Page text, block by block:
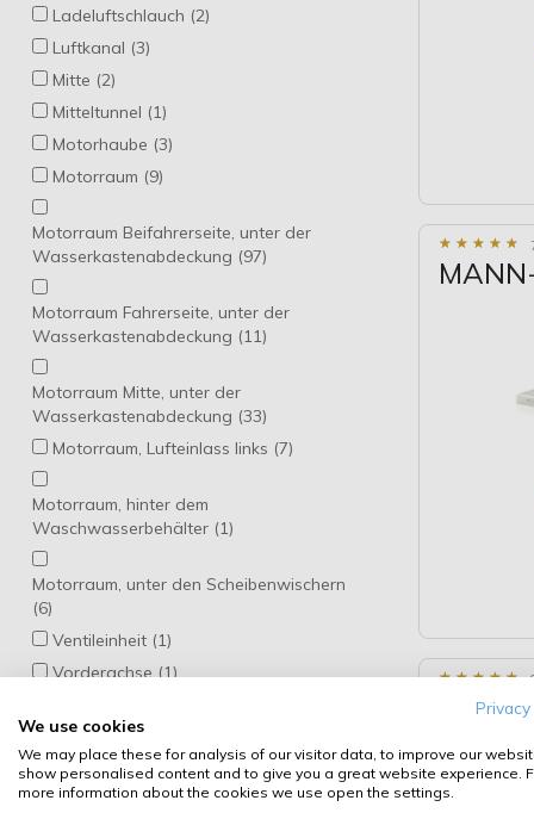
★ ★ ★ ★ ★
★ ★ ★ ★ ★
★ ★ ★ ★ ★
★ ★ ★ ★ ★
CASCO (139)
CEVAM (28)
CHAMPION (187)
CONTINENTAL/VDO (1)
CORTECO (456)
DELPHI (361)
DENSO (1073)
DRI (5)
DT Spare Parts (40)
ELRING (10)
ELSTOCK (88)
ESEN SKV (473)
EUROREPAR (2)
FAST (94)
FEBEST (3)
FILTRON (513)
FLEETGUARD (34)
FRAM (13)
Ladeluftschlauch (2)
Luftkanal (3)
Mitte (2)
Mitteltunnel (1)
Motorhaube (3)
Motorraum (9)
Motorraum Beifahrerseite, unter der
Wasserkastenabdeckung (97)
Motorraum Fahrerseite, unter der
Wasserkastenabdeckung (11)
Motorraum Mitte, unter der
Wasserkastenabdeckung (33)
Motorraum, Lufteinlass links (7)
Motorraum, hinter dem
Waschwasserbehälter (1)
Motorraum, unter den Scheibenwischern
(6)
Ventileinheit (1)
Vorderachse (1)
beifahrerseitig (1)
hinten (27)
hinten rechts (1)
We use cookies
We may place these for analysis of our visitor data, to improve our
show personalised content and to give you a great website experience.
more information about the cookies we use open the settings.